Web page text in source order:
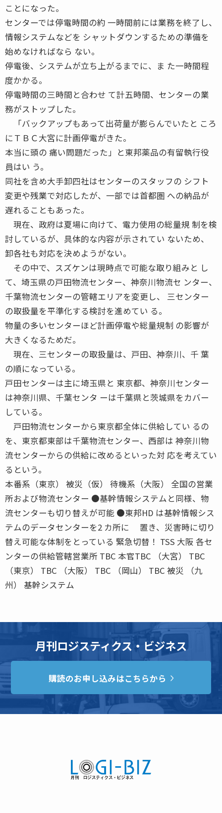
ことになった。
センターでは停電時間の約 一時間前には業務を終了し、
情報システムなどを シャットダウンするための準備を
始めなければなら ない。
停電後、システムが立ち上がるまでに、ま た一時間程
度かかる。
停電時間の三時間と合わせ て計五時間、センターの業
務がストップした。
「バックアップもあって出荷量が膨らんでいたと ころ
にＴＢＣ大宮に計画停電がきた。
本当に頭の 痛い問題だった」と東邦薬品の有留執行役
員はい う。
同社を含め大手卸四社はセンターのスタッフの シフト
変更や残業で対応したが、一部では首都圏 への納品が
遅れることもあった。
現在、政府は夏場に向けて、電力使用の総量規 制を検
討しているが、具体的な内容が示されてい ないため、
卸各社も対応を決めようがない。
その中で、スズケンは現時点で可能な取り組みと し
て、埼玉県の戸田物流センター、神奈川物流セ ンター、
千葉物流センターの管轄エリアを変更し、 三センター
の取扱量を平準化する検討を進めてい る。
物量の多いセンターほど計画停電や総量規制 の影響が
大きくなるためだ。
現在、三センターの取扱量は、戸田、神奈川、千 葉
の順になっている。
戸田センターは主に埼玉県と 東京都、神奈川センター
は神奈川県、千葉センタ ーは千葉県と茨城県をカバー
している。
戸田物流センターから東京都全体に供給してい るの
を、東京都東部は千葉物流センター、西部は 神奈川物
流センターからの供給に改めるといった対 応を考えてい
るという。
本番系（東京） 被災（仮） 待機系（大阪） 全国の営業
所および物流センター ●基幹情報システムと同様、物
流センターも切り替えが可能 ●東邦HD は基幹情報シス
テムのデータセンターを2 カ所に 置き、災害時に切り
替え可能な体制をとっている 緊急切替！ TSS 大阪 各セ
ンターの供給管轄営業所 TBC 本官TBC （大宮） TBC
（東京） TBC （大阪） TBC （岡山） TBC 被災 （九
州） 基幹システム
月刊ロジスティクス・ビジネス
購読のお申し込みはこちらから